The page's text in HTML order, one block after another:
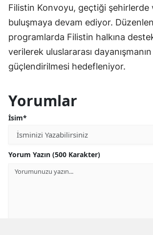
Filistin Konvoyu, geçtiği şehirlerde
buluşmaya devam ediyor.
programlarda Filistin halkına
verilerek uluslararası dayanışmanın
güçlendirilmesi hedefleniyor.
Yorumlar
İsim*
Yorum Yazın (500 Karakter)